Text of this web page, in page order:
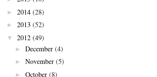
► 2014 (28)
► 2013 (52)
▼ 2012 (49)
► December (4)
► November (5)
► October (8)